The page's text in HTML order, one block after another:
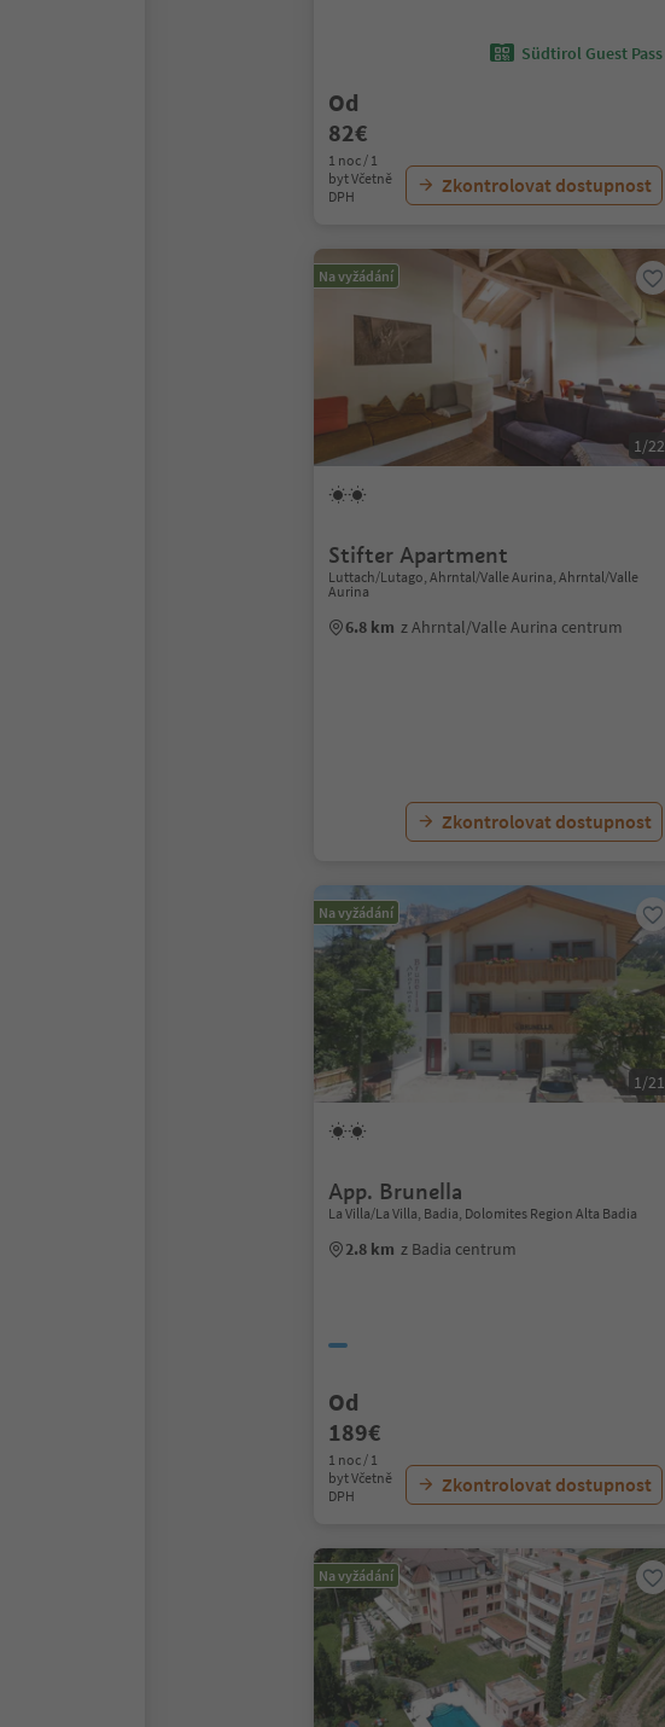
Südtirol Guest Pass
Od
82€
1 noc / 1
byt Včetně
DPH
Zkontrolovat dostupnost
Na vyžádání
1/22
Stifter Apartment
Luttach/Lutago, Ahrntal/Valle Aurina, Ahrntal/Valle
Aurina
6.8 km z Ahrntal/Valle Aurina centrum
Zkontrolovat dostupnost
Na vyžádání
1/21
App. Brunella
La Villa/La Villa, Badia, Dolomites Region Alta Badia
2.8 km z Badia centrum
Od
189€
1 noc / 1
byt Včetně
DPH
Zkontrolovat dostupnost
Na vyžádání